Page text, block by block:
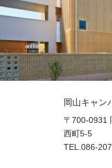
岡山キャン
〒700-0931
西町5-5
TEL.086-